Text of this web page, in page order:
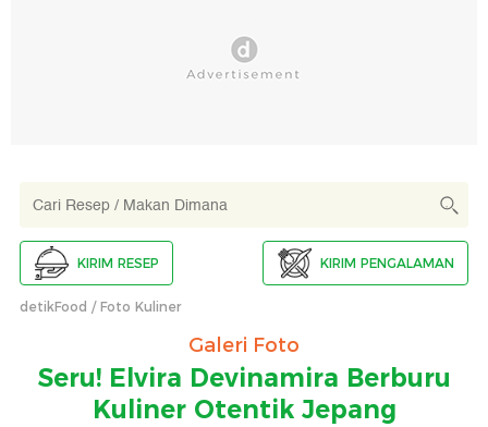
KIRIM RESEP KIRIM PENGALAMAN
detikFood Foto Kuliner
Galeri Foto
Seru! Elvira Devinamira Berburu
Kuliner Otentik Jepang